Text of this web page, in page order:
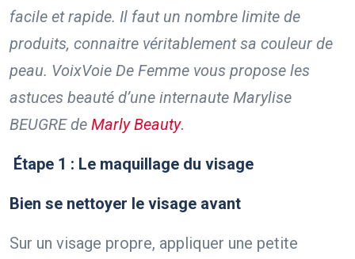
facile et rapide. Il faut un nombre limite de
produits, connaitre véritablement sa couleur de
peau. VoixVoie De Femme vous propose les
astuces beauté d’une internaute Marylise
BEUGRE de Marly Beauty.
Étape 1 : Le maquillage du visage
Bien se nettoyer le visage avant
Sur un visage propre, appliquer une petite